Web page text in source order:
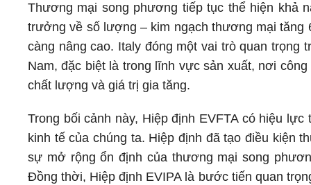
Thương mại song phương tiếp tục thể hiện khả
trưởng về số lượng – kim ngạch thương mại
càng nâng cao. Italy đóng một vai trò quan trọng
Nam, đặc biệt là trong lĩnh vực sản xuất, nơi
chất lượng và giá trị gia tăng.
Trong bối cảnh này, Hiệp định EVFTA có hiệu
kinh tế của chúng ta. Hiệp định đã tạo điều kiện
sự mở rộng ổn định của thương mại song
Đồng thời, Hiệp định EVIPA là bước tiến quan